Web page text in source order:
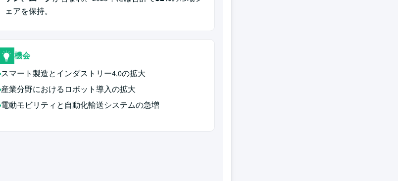
ェアを保持。
機会
スマート製造とインダストリー4.0の拡大
産業分野におけるロボット導入の拡大
電動モビリティと自動化輸送システムの急増